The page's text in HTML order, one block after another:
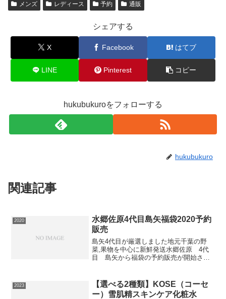
メンズ
レディース 予約 通販
シェアする
X Facebook はてブ
LINE Pinterest コピー
hukubukuroをフォローする
hukubukuro
関連記事
2020
水郷佐原4代目島矢福袋2020予約
販売
島矢4代目が厳選しました地元千葉の野
菜,果物を中心に新鮮発送水郷佐原 4代
目 島矢から福袋の予約販売が開始され
野菜をたっぷり詰め込んでしかも超お買
い得価格で台...
2023
【選べる2種類】KOSE（コーセ
ー）雪肌精スキンケア化粧水